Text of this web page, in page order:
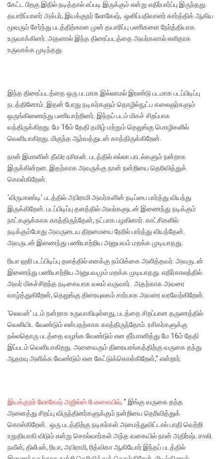
கேட்ட பிறகு இதில் நடித்தால் எப்படி இருக்கும் என்று எதிர்பார்ப்பு இருந்தது.
தயாரிப்பாளர் அக்பர், இயக்குநர் லோகேஷ், ஒளிப்பதிவாளர் கார்த்திக் ஆகிய
மூவரும் சேர்ந்து படத்திற்கான முன் தயாரிப்பு பணிகளை நேர்த்தியாக
உருவாக்கினர். அதனால் இந்த திரைப்படத்தை அவர்களால் எளிதாக
உருவாக்க முடிந்தது.
இந்த திரைப்படத்தை ஒரு படமாக இல்லாமல் இரண்டு படமாக படப்பிடிப்பு
நடத்தினோம். இதன் போது நடிகர்களும் தொழில்நுட்ப கலைஞர்களும்
ஒருங்கிணைந்து பணியாற்றினர். இந்தப் படம் மிகச் சிறப்பாக
வந்திருக்கிறது. மே 16ம் தேதி தமிழ் மற்றும் தெலுங்கு மொழிகளில்
வெளியாகிறது.‌ மிகுந்த ஆர்வத்துடன் காத்திருக்கிறேன்.
நான் இமானின் தீவிர ரசிகன். படத்தில் எல்லா பாடல்களும் நன்றாக
இருக்கின்றன‌. இதற்காக அவருக்கு நான் நன்றியை தெரிவித்துக்
கொள்கிறேன்.
‘விருமாண்டி’ படத்தில் அபிராமி அவர்களின் நடிப்பை பார்த்து வியந்து
இருக்கிறேன். படப்பிடிப்பு தளத்தில் அவர்களுடன் இணைந்து நடிக்கும்
நாட்களுக்காக காத்திருந்தேன், நட்பாக பழகினார். காட்சிகளில்
நடிக்கும்போது அவருடைய திறமையை நேரில் பார்த்து வியந்தேன்.
அவருடன் இணைந்து பணியாற்றிய அனுபவம் மறக்க முடியாதது.‌
ரியா ஹரி படப்பிடிப்பு தளத்தில் எனக்கு நம்பிக்கை அளித்தவர். அவருடன்
இணைந்து பணியாற்றிய அனுபவமும் மறக்க முடியாதது. எதிர்காலத்தில்
அவர் மிகச்சிறந்த நடிகையாக வலம் வருவார். அதற்காக அவரை
வாழ்த்துகிறேன், தெலுங்கு திரையுலகம் சார்பாக அவரை வரவேற்கிறேன்.
‘லெவன்’ படம் நன்றாக உருவாகியுள்ளது, படத்தை சிறப்பான தருணத்தில்
வெளியிட வேண்டும் என்பதற்காக காத்திருந்தோம். ரசிகர்களுக்கு
நல்லதொரு படத்தை வழங்க வேண்டும் என தீர்மானித்து மே 16ம் தேதி
இப்படம் வெளியாகிறது. அனைவரும் திரையரங்கத்திற்கு வருகை தந்து
ஆதரவு அளிக்க வேண்டும் என கேட்டுக்கொள்கிறேன்,” என்றார்.
இயக்குநர் லோகேஷ் அஜில்ஸ் பேசுகையில், ” இங்கு வருகை தந்த
அனைத்து சிறப்பு விருந்தினர்களுக்கும் நன்றியை தெரிவித்துக்
கொள்கிறேன். ஒரு படத்திற்கு நடிகர்கள் அமைந்துவிட்டால் பாதி வெற்றி
உறுதியாகி விடும் என்று சொல்வார்கள் அந்த வகையில் நான் அதிர்ஷ்டசாலி.
நவீன், திலீபன், ரியா, அபிராமி, ரித்விகா ஆகியோர் இந்தப் படத்தில்